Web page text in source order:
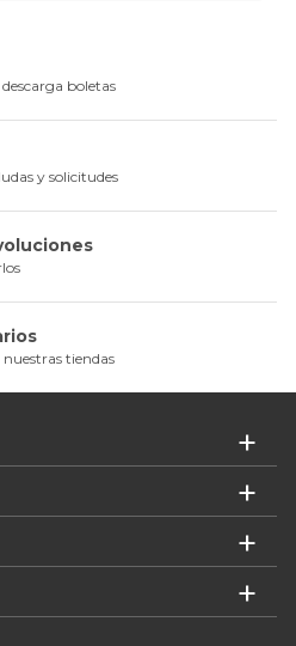
boletas
y solicitudes
nuestras tiendas